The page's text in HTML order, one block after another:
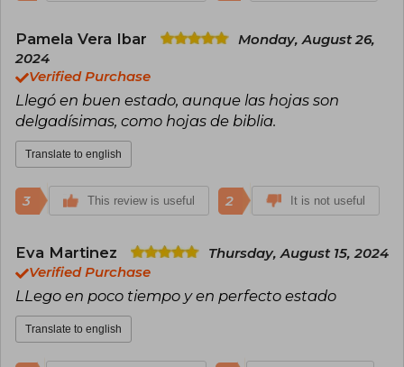
Pamela Vera Ibar
Monday, August 26,
2024
Verified Purchase
Llegó en buen estado, aunque las hojas son
delgadísimas, como hojas de biblia.
Translate to english
3 This review is useful 2 It is not useful
Eva Martinez
Thursday, August 15, 2024
Verified Purchase
LLego en poco tiempo y en perfecto estado
Translate to english